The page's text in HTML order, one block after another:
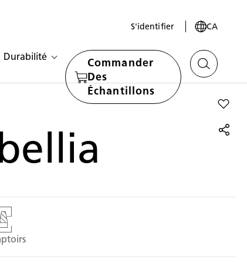
S'identifier CA
Durabilité
Commander
Des
Échantillons
Add